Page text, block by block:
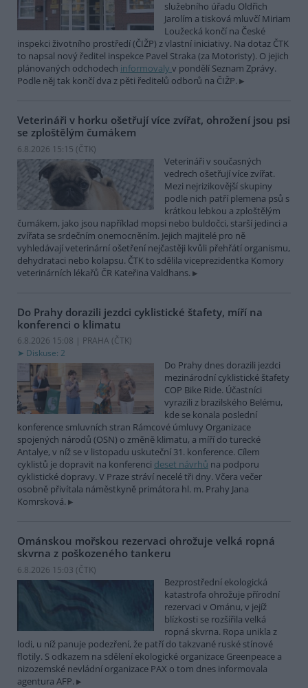
služebního úřadu Oldřich
Jarolím a tisková mluvčí Miriam
Loužecká končí na České
inspekci životního prostředí (ČIŽP) z vlastní iniciativy. Na dotaz ČTK
to napsal nový ředitel inspekce Pavel Straka (za Motoristy). O jejich
plánovaných odchodech informovaly v pondělí Seznam Zprávy.
Podle něj tak končí dva z pěti ředitelů odborů na ČIŽP.
Veterináři v horku ošetřují více zvířat, ohrožení jsou psi
se zploštělým čumákem
6.8.2026 15:15 (ČTK)
Veterináři v současných
vedrech ošetřují více zvířat.
Mezi nejrizikovější skupiny
podle nich patří plemena psů s
krátkou lebkou a zploštělým
čumákem, jako jsou například mopsi nebo buldočci, starší jedinci a
zvířata se srdečním onemocněním. Jejich majitelé pro ně
vyhledávají veterinární ošetření nejčastěji kvůli přehřátí organismu,
dehydrataci nebo kolapsu. ČTK to sdělila viceprezidentka Komory
veterinárních lékařů ČR Kateřina Valdhans.
Do Prahy dorazili jezdci cyklistické štafety, míří na
konferenci o klimatu
6.8.2026 15:08 | PRAHA (ČTK)
Diskuse: 2
Do Prahy dnes dorazili jezdci
mezinárodní cyklistické štafety
COP Bike Ride. Účastníci
vyrazili z brazilského Belému,
kde se konala poslední
konference smluvních stran Rámcové úmluvy Organizace
spojených národů (OSN) o změně klimatu, a míří do turecké
Antalye, v níž se v listopadu uskuteční 31. konference. Cílem
cyklistů je dopravit na konferenci deset návrhů na podporu
cyklistické dopravy. V Praze stráví necelé tři dny. Včera večer
osobně přivítala náměstkyně primátora hl. m. Prahy Jana
Komrsková.
Ománskou mořskou rezervaci ohrožuje velká ropná
skvrna z poškozeného tankeru
6.8.2026 15:03 (ČTK)
Bezprostřední ekologická
katastrofa ohrožuje přírodní
rezervaci v Ománu, v jejíž
blízkosti se rozšířila velká
ropná skvrna. Ropa unikla z
lodi, u níž panuje podezření, že patří do takzvané ruské stínové
flotily. S odkazem na sdělení ekologické organizace Greenpeace a
nizozemské nevládní organizace PAX o tom dnes informovala
agentura AFP.